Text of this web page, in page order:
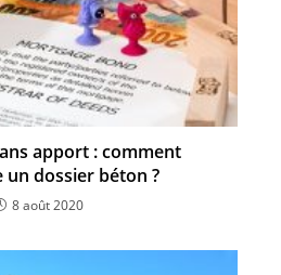
apport : comment
dossier béton ?
8 août 2020